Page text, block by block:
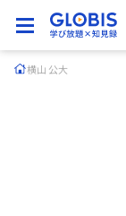
横山 公大